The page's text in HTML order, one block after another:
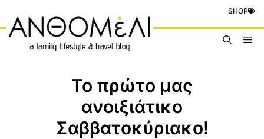
περιεχόμενο
SHOP
Το πρώτο μας
ανοιξιάτικο
Σαββατοκύριακο!